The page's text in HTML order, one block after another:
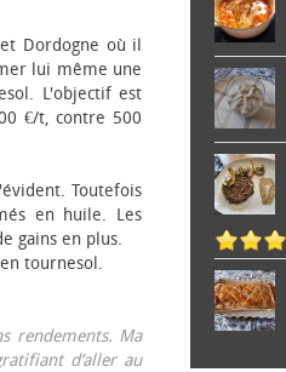
Dordogne où il
lui même une
L'objectif est
€/t, contre 500
Toutefois
en huile. Les
gains en plus.
tournesol.
rendements. Ma
d’aller au